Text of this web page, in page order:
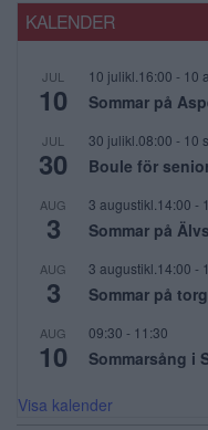
KALENDER
JUL
10
10 julikl.16:00 - 10
Sommar på
JUL
30
30 julikl.08:00 - 10
Boule för
AUG
3
3 augustikl.14:00 -
Sommar på
AUG
3
3 augustikl.14:00 -
Sommar på
AUG
10
09:30 - 11:30
Sommarsång i
Visa kalender